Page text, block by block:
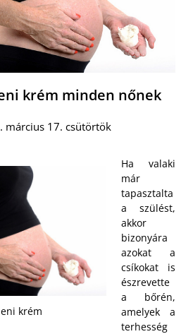
krém minden nőnek
március 17. csütörtök
krém
Ha valaki
már
tapasztalta
a szülést,
akkor
bizonyára
azokat a
csíkokat is
észrevette
a bőrén,
amelyek a
terhesség